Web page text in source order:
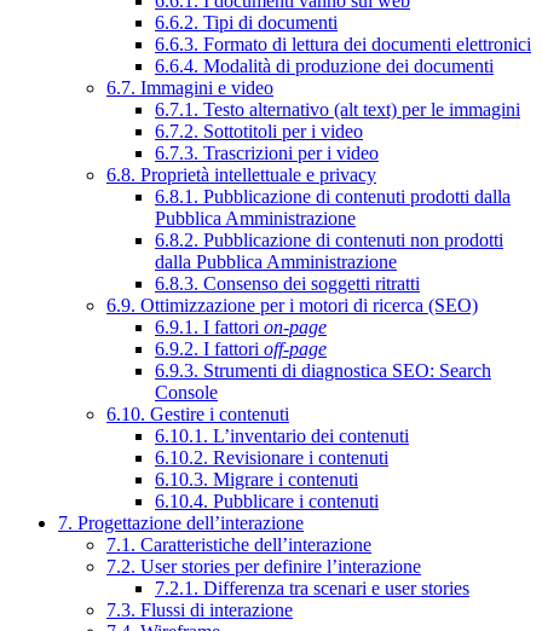
6.6.2. Tipi di documenti
6.6.3. Formato di lettura dei documenti elettronici
6.6.4. Modalità di produzione dei documenti
6.7. Immagini e video
6.7.1. Testo alternativo (alt text) per le immagini
6.7.2. Sottotitoli per i video
6.7.3. Trascrizioni per i video
6.8. Proprietà intellettuale e privacy
6.8.1. Pubblicazione di contenuti prodotti dalla
Pubblica Amministrazione
6.8.2. Pubblicazione di contenuti non prodotti
dalla Pubblica Amministrazione
6.8.3. Consenso dei soggetti ritratti
6.9. Ottimizzazione per i motori di ricerca (SEO)
6.9.1. I fattori on-page
6.9.2. I fattori off-page
6.9.3. Strumenti di diagnostica SEO: Search
Console
6.10. Gestire i contenuti
6.10.1. L’inventario dei contenuti
6.10.2. Revisionare i contenuti
6.10.3. Migrare i contenuti
6.10.4. Pubblicare i contenuti
7. Progettazione dell’interazione
7.1. Caratteristiche dell’interazione
7.2. User stories per definire l’interazione
7.2.1. Differenza tra scenari e user stories
7.3. Flussi di interazione